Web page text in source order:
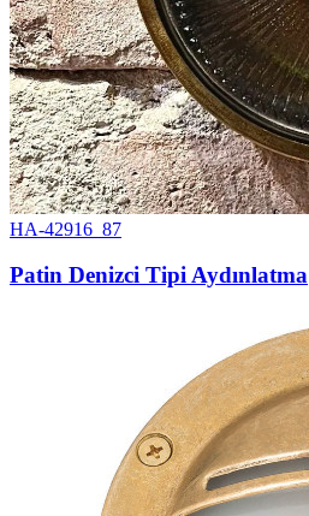
HA-42916_87
Patin Denizci Tipi Aydınlatma